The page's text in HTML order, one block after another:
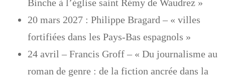
Binche à l’église saint Rémy de Waudrez »
20 mars 2027 : Philippe Bragard – « villes
fortifiées dans les Pays-Bas espagnols »
24 avril – Francis Groff – « Du journalisme au
roman de genre : de la fiction ancrée dans la